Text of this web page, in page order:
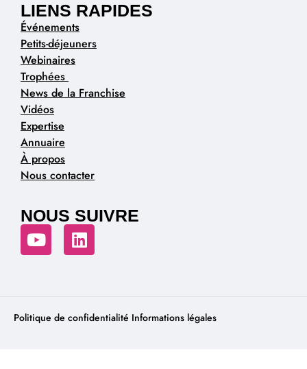
LIENS RAPIDES
Événements
Petits-déjeuners
Webinaires
Trophées
News de la Franchise
Vidéos
Expertise
Annuaire
À propos
Nous contacter
NOUS SUIVRE
Politique de confidentialité Informations légales